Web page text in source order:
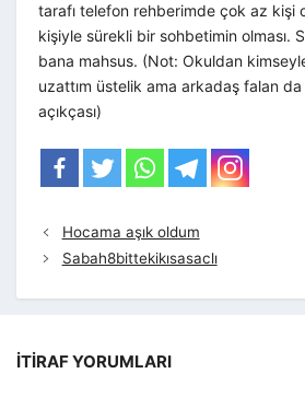
tarafı telefon rehberimde çok az kişi
kişiyle sürekli bir sohbetimin olması.
bana mahsus. (Not: Okuldan
uzattım üstelik ama arkadaş falan
açıkçası)
Hocama aşık oldum
Sabah8bittekikısasaclı
İTIRAF YORUMLARI